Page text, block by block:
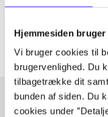
Hjemmesiden
Vi bruger cookies til
brugervenlighed. Du
tilbagetrække dit
bunden af siden. Du
cookies under